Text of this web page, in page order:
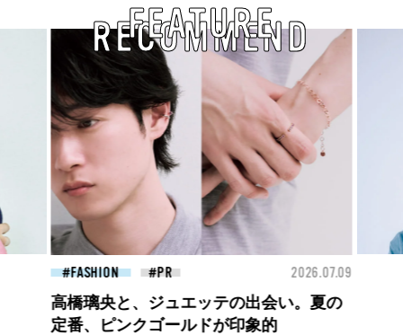
RECOMMEND
FEATURE
BEAUTY 2026.07.09
夏のパーマ、さらにあか抜け。N.（エヌ
ドット）のスタイリングアイテムで作る